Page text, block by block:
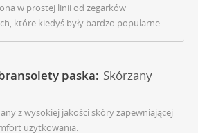
w prostej linii od zegarków
które kiedyś były bardzo popularne.
paska: Skórzany
z wysokiej jakości skóry zapewniającej
użytkowania.